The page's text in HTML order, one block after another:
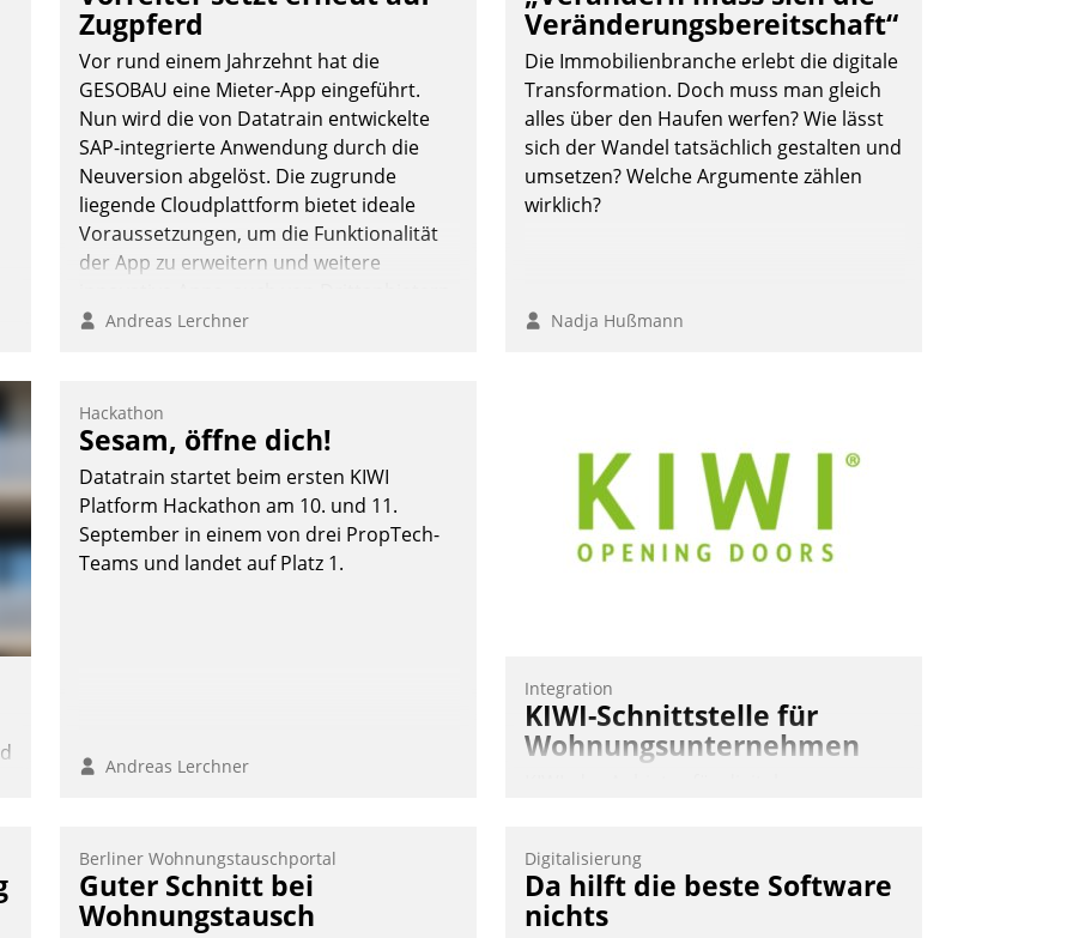
Zugpferd
Vor rund einem Jahrzehnt hat die
GESOBAU eine Mieter-App eingeführt.
Nun wird die von Datatrain entwickelte
SAP-integrierte Anwendung durch die
Neuversion abgelöst. Die zugrunde
liegende Cloudplattform bietet ideale
Voraussetzungen, um die Funktionalität
der App zu erweitern und weitere
in SAP zu integrieren.
Andreas Lerchner
Veränderungsbereitschaft“
Die Immobilienbranche erlebt die digitale
Transformation. Doch muss man gleich
alles über den Haufen werfen? Wie lässt
sich der Wandel tatsächlich gestalten und
umsetzen? Welche Argumente zählen
wirklich?
Nadja Hußmann
Hackathon
Sesam, öffne dich!
Datatrain startet beim ersten KIWI
Platform Hackathon am 10. und 11.
September in einem von drei PropTech-
Teams und landet auf Platz 1.
Andreas Lerchner
Integration
KIWI-Schnittstelle für
Wohnungsunternehmen
Softwareentwicklungshaus Datatrain.
Berliner Wohnungstauschportal
Guter Schnitt bei
Wohnungstausch
Digitalisierung
Da hilft die beste Software
nichts